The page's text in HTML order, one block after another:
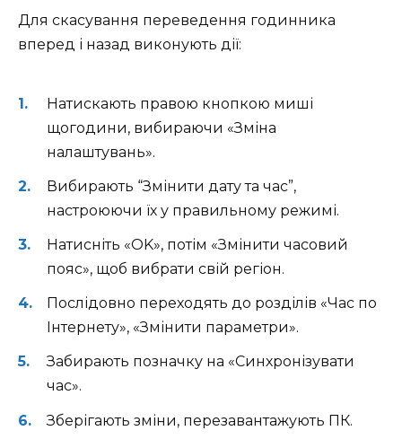
Для скасування переведення годинника
вперед і назад виконують дії:
Натискають правою кнопкою миші
щогодини, вибираючи «Зміна
налаштувань».
Вибирають “Змінити дату та час”,
настроюючи їх у правильному режимі.
Натисніть «OK», потім «Змінити часовий
пояс», щоб вибрати свій регіон.
Послідовно переходять до розділів «Час по
Інтернету», «Змінити параметри».
Забирають позначку на «Синхронізувати
час».
Зберігають зміни, перезавантажують ПК.